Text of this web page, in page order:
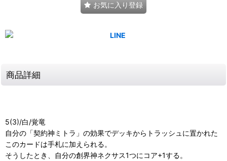
お気に入り登録
商品詳細
5(3)/白/覚竜
自分の「契約神ミトラ」の効果でデッキからトラッシュに置かれた
このカードは手札に加えられる。
そうしたとき、自分の創界神ネクサス1つにコア+1する。